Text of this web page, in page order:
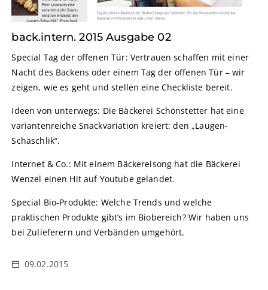
back.intern. 2015 Ausgabe 02
Special Tag der offenen Tür: Vertrauen schaffen mit einer
Nacht des Backens oder einem Tag der offenen Tür – wir
zeigen, wie es geht und stellen eine Checkliste bereit.
Ideen von unterwegs: Die Bäckerei Schönstetter hat eine
variantenreiche Snackvariation kreiert: den „Laugen-
Schaschlik“.
Internet & Co.: Mit einem Bäckereisong hat die Bäckerei
Wenzel einen Hit auf Youtube gelandet.
Special Bio-Produkte: Welche Trends und welche
praktischen Produkte gibt’s im Biobereich? Wir haben uns
bei Zulieferern und Verbänden umgehört.
09.02.2015